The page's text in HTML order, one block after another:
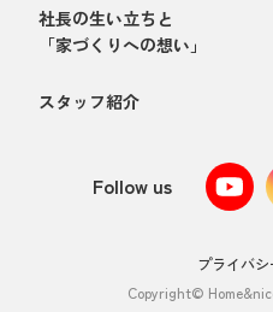
社長の生い立ちと
「家づくりへの想い」
スタッフ紹介
Follow us
プライバ
Copyright©